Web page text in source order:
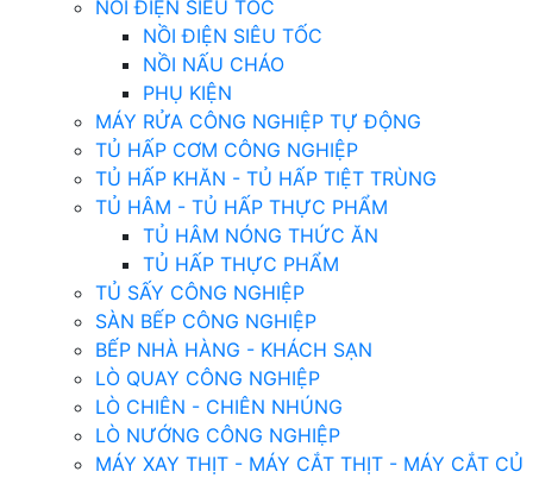
NỒI ĐIỆN SIÊU TỐC
NỒI ĐIỆN SIÊU TỐC
NỒI NẤU CHÁO
PHỤ KIỆN
MÁY RỬA CÔNG NGHIỆP TỰ ĐỘNG
TỦ HẤP CƠM CÔNG NGHIỆP
TỦ HẤP KHĂN - TỦ HẤP TIỆT TRÙNG
TỦ HÂM - TỦ HẤP THỰC PHẨM
TỦ HÂM NÓNG THỨC ĂN
TỦ HẤP THỰC PHẨM
TỦ SẤY CÔNG NGHIỆP
SÀN BẾP CÔNG NGHIỆP
BẾP NHÀ HÀNG - KHÁCH SẠN
LÒ QUAY CÔNG NGHIỆP
LÒ CHIÊN - CHIÊN NHÚNG
LÒ NƯỚNG CÔNG NGHIỆP
MÁY XAY THỊT - MÁY CẮT THỊT - MÁY CẮT CỦ